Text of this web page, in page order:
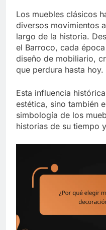
Los muebles clásicos
diversos movimientos
largo de la historia.
el Barroco, cada
diseño de mobiliario,
que perdura hasta hoy.
Esta influencia
estética, sino también
simbología de los
historias de su tiempo